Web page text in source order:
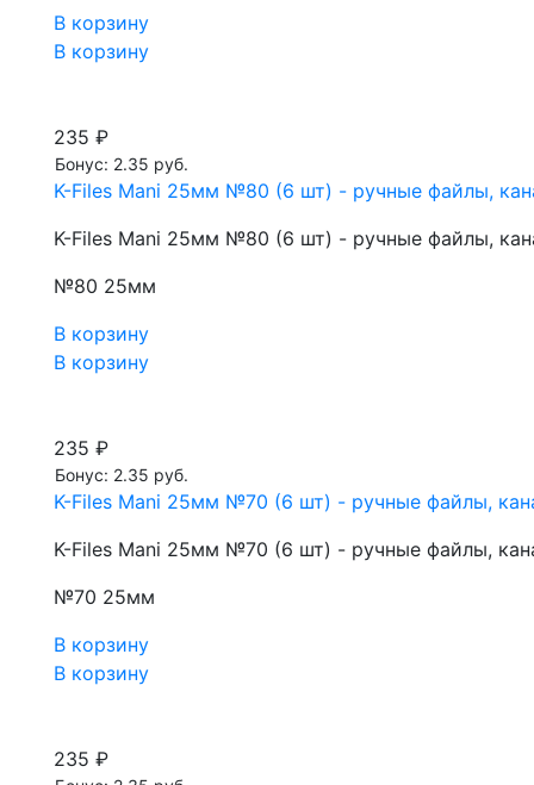
В корзину
В корзину
235 ₽
Бонус: 2.35 руб.
K-Files Mani 25мм №80 (6 шт) - ручные файлы,
K-Files Mani 25мм №80 (6 шт) - ручные файлы,
№80 25мм
В корзину
В корзину
235 ₽
Бонус: 2.35 руб.
K-Files Mani 25мм №70 (6 шт) - ручные файлы,
K-Files Mani 25мм №70 (6 шт) - ручные файлы,
№70 25мм
В корзину
В корзину
235 ₽